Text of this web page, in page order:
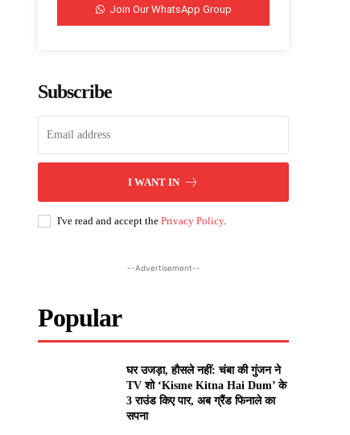
Join Our WhatsApp Group
Subscribe
I WANT IN
I've read and accept thePrivacy Policy.
--Advertisement--
Popular
घर उजड़ा, हौसले नहीं: चंबा की गुंजन ने
TV शो ‘Kisme Kitna Hai Dum’ के
3 राउंड किए पार, अब ग्रैंड फिनाले का
सपना